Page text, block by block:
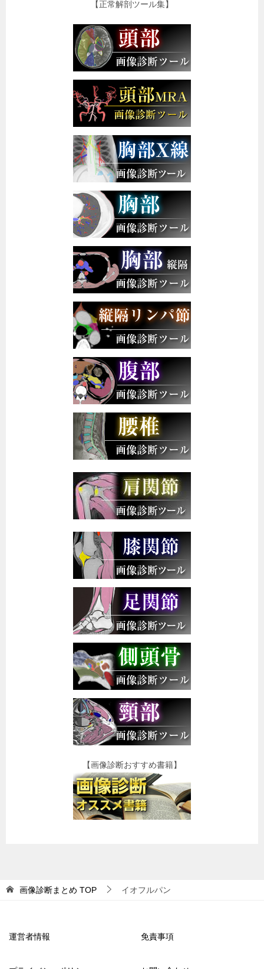
【正常解剖ツール集】
【画像診断おすすめ書籍】
画像診断まとめ TOP イオフルパン
運営者情報 免責事項